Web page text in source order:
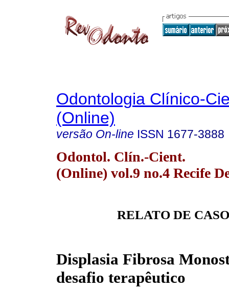
Odontologia Clínico-
(Online)
versão On-line ISSN 1677-3888
Odontol. Clín.-Cient.
(Online) vol.9 no.4 Recife
RELATO DE CASO
Displasia Fibrosa
desafio terapêutico